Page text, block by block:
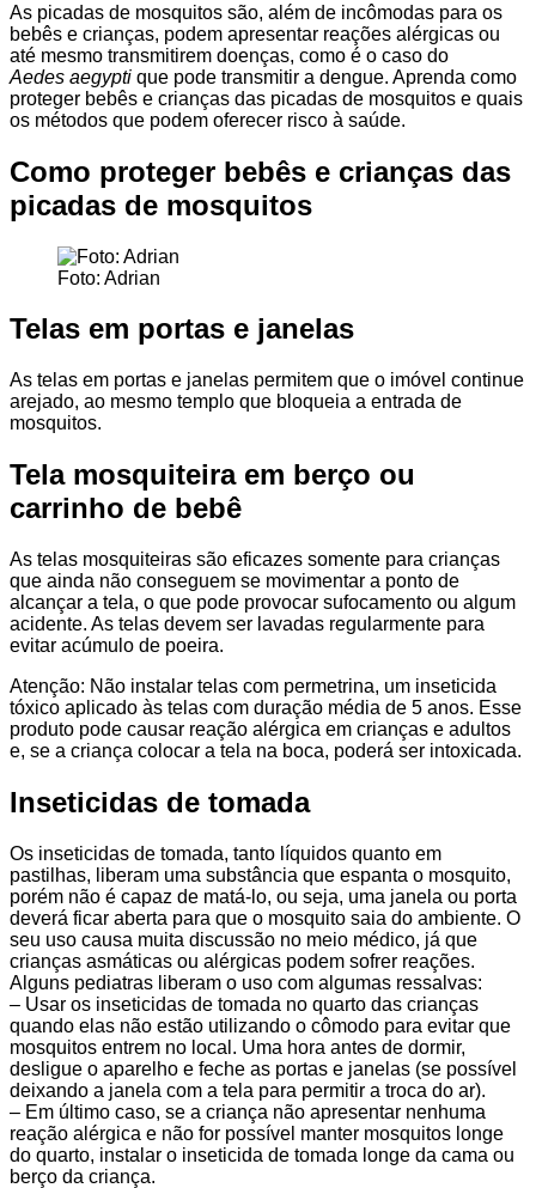
As picadas de mosquitos são, além de incômodas para os
bebês e crianças, podem apresentar reações alérgicas ou
até mesmo transmitirem doenças, como é o caso do
Aedes aegypti que pode transmitir a dengue. Aprenda como
proteger bebês e crianças das picadas de mosquitos e quais
os métodos que podem oferecer risco à saúde.
Como proteger bebês e crianças das
picadas de mosquitos
Foto: Adrian
Telas em portas e janelas
As telas em portas e janelas permitem que o imóvel continue
arejado, ao mesmo templo que bloqueia a entrada de
mosquitos.
Tela mosquiteira em berço ou
carrinho de bebê
As telas mosquiteiras são eficazes somente para crianças
que ainda não conseguem se movimentar a ponto de
alcançar a tela, o que pode provocar sufocamento ou algum
acidente. As telas devem ser lavadas regularmente para
evitar acúmulo de poeira.
Atenção: Não instalar telas com permetrina, um inseticida
tóxico aplicado às telas com duração média de 5 anos. Esse
produto pode causar reação alérgica em crianças e adultos
e, se a criança colocar a tela na boca, poderá ser intoxicada.
Inseticidas de tomada
Os inseticidas de tomada, tanto líquidos quanto em
pastilhas, liberam uma substância que espanta o mosquito,
porém não é capaz de matá-lo, ou seja, uma janela ou porta
deverá ficar aberta para que o mosquito saia do ambiente. O
seu uso causa muita discussão no meio médico, já que
crianças asmáticas ou alérgicas podem sofrer reações.
Alguns pediatras liberam o uso com algumas ressalvas:
– Usar os inseticidas de tomada no quarto das crianças
quando elas não estão utilizando o cômodo para evitar que
mosquitos entrem no local. Uma hora antes de dormir,
desligue o aparelho e feche as portas e janelas (se possível
deixando a janela com a tela para permitir a troca do ar).
– Em último caso, se a criança não apresentar nenhuma
reação alérgica e não for possível manter mosquitos longe
do quarto, instalar o inseticida de tomada longe da cama ou
berço da criança.